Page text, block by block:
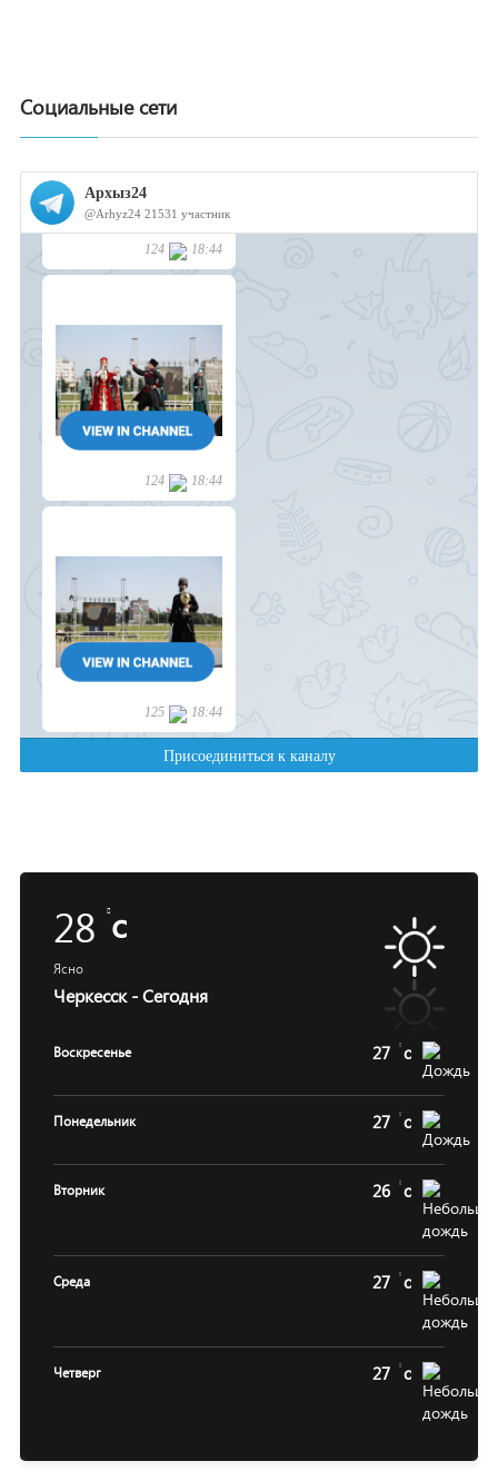
Социальные сети
28 c
Ясно
Черкесск - Сегодня
Воскресенье 27 c
Понедельник 27 c
Вторник 26 c
Среда 27 c
Четверг 27 c